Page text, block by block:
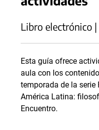
Libro electrónico
Esta guía ofrece
aula con los
temporada de la
América Latina:
Encuentro.